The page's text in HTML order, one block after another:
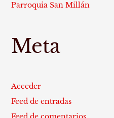
Parroquia San Millán
Meta
Acceder
Feed de entradas